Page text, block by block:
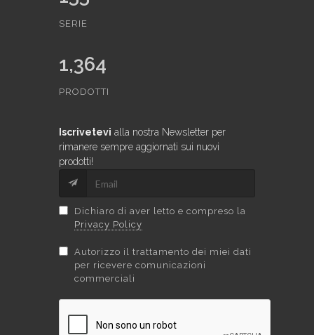
SERIE
1,364
PRODOTTI
Iscrivetevi alla nostra Newsletter per
rimanere sempre aggiornati sui nuovi
prodotti!
Dichiaro di aver letto e compreso la
Privacy Policy
Autorizzo il trattamento dei miei dati
per ricevere comunicazioni
commerciali